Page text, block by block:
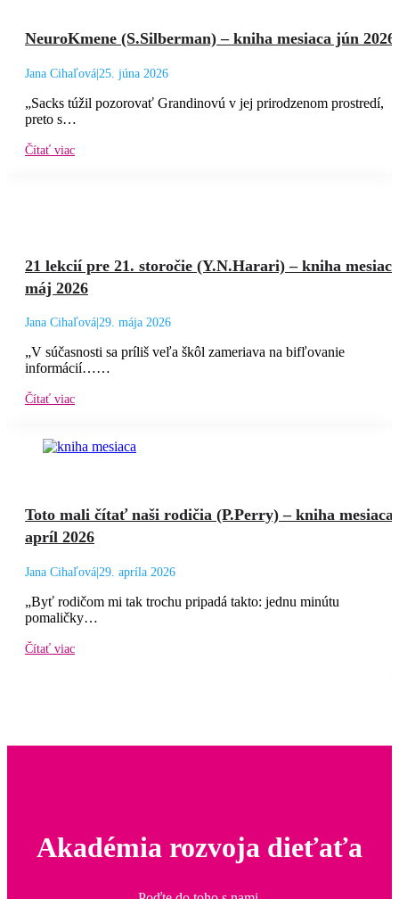
NeuroKmene (S.Silberman) – kniha mesiaca jún 2026
Jana Cihaľová 25. júna 2026
„Sacks túžil pozorovať Grandinovú v jej prirodzenom prostredí,
preto s…
Čítať viac
21 lekcií pre 21. storočie (Y.N.Harari) – kniha mesiaca
máj 2026
Jana Cihaľová 29. mája 2026
„V súčasnosti sa príliš veľa škôl zameriava na bifľovanie
informácií……
Čítať viac
Toto mali čítať naši rodičia (P.Perry) – kniha mesiaca
apríl 2026
Jana Cihaľová|29. apríla 2026
„Byť rodičom mi tak trochu pripadá takto: jednu minútu
pomaličky…
Čítať viac
Akadémia rozvoja dieťaťa